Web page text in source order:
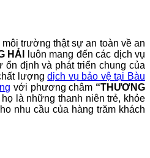
trường thật sự an toàn về an
HẢI
luôn mang đến các dịch vụ
ổn định và phát triển chung của
lượngdịch vụ bảo vệtại Bàu
với phương châm “THƯƠNG
là những thanh niên trẻ, khỏe
nhu cầu của hàng trăm khách